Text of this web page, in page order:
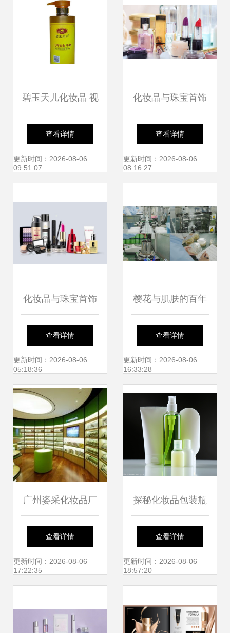
碧玉天儿化妆品 视
觉与艺术的巧妙融
合
查看详情
更新时间：2026-08-06
09:51:07
化妆品与珠宝首饰
加盟 如何选择优质
加盟品牌
查看详情
更新时间：2026-08-06
08:16:27
化妆品与珠宝首饰
清关时长解析 影响
因素与一般时效
查看详情
更新时间：2026-08-06
05:18:36
樱花与肌肤的百年
约定 日本娜丽丝的
前世今生
查看详情
更新时间：2026-08-06
16:33:28
广州姿采化妆品厂
一站式美容美发与
珠宝首饰解决方案
查看详情
更新时间：2026-08-06
17:22:35
探秘化妆品包装瓶
设计美学与实用功
能的完美融合
查看详情
更新时间：2026-08-06
18:57:20